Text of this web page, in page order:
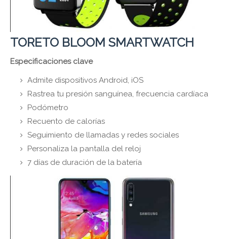
TORETO BLOOM SMARTWATCH
Especificaciones clave
Admite dispositivos Android, iOS
Rastrea tu presión sanguínea, frecuencia cardíaca
Podómetro
Recuento de calorías
Seguimiento de llamadas y redes sociales
Personaliza la pantalla del reloj
7 días de duración de la batería